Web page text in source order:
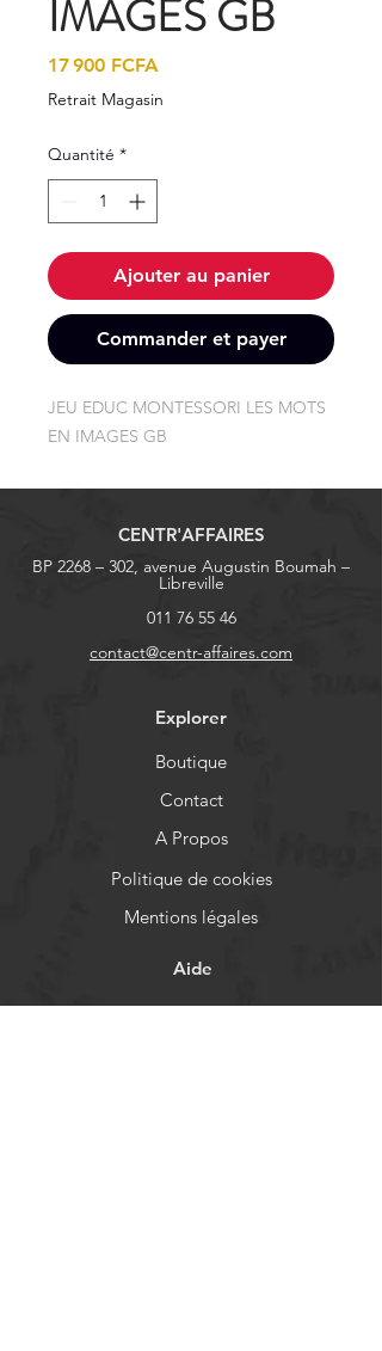
IMAGES GB
17 900 FCFA
Retrait Magasin
Quantité *
Ajouter au panier
Commander et payer
JEU EDUC MONTESSORI LES MOTS
EN IMAGES GB
CENTR'AFFAIRES
BP 2268 – 302, avenue Augustin Boumah –
Libreville
011 76 55 46
contact@centr-affaires.com
Explorer
Boutique
Contact
A Propos
Politique de cookies
Mentions légales
Aide